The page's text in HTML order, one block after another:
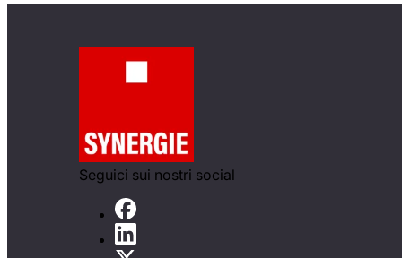
Seguici sui nostri social